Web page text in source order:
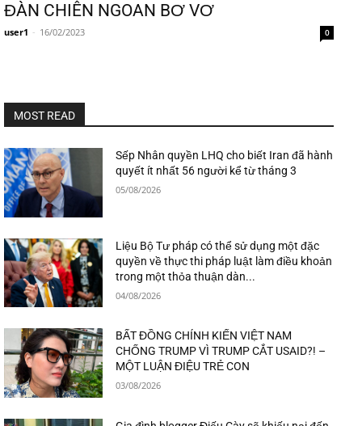
ĐÀN CHIÊN NGOAN BƠ VƠ
user1 - 16/02/2023 0
MOST READ
Sếp Nhân quyền LHQ cho biết Iran đã hành
quyết ít nhất 56 người kể từ tháng 3
05/08/2026
Liệu Bộ Tư pháp có thể sử dụng một đặc
quyền về thực thi pháp luật làm điều khoản
trong một thỏa thuận dàn...
04/08/2026
BẤT ĐỒNG CHÍNH KIẾN VIỆT NAM
CHỐNG TRUMP VÌ TRUMP CẮT USAID?! –
MỘT LUẬN ĐIỆU TRẺ CON
03/08/2026